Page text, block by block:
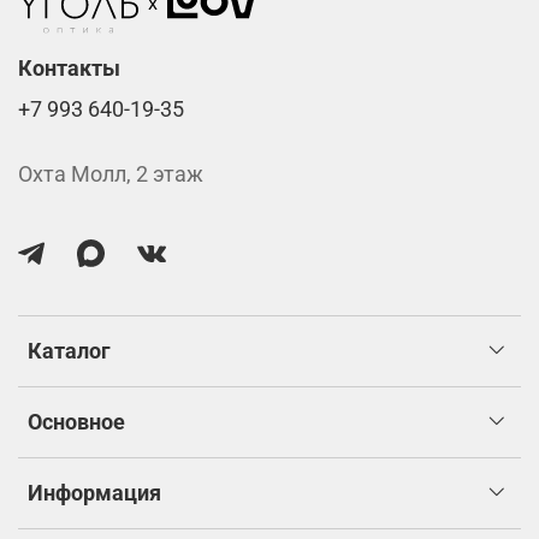
Каталог
Основное
Информация
Контакты
+7 993 640-19-35
Охта Молл, 2 этаж